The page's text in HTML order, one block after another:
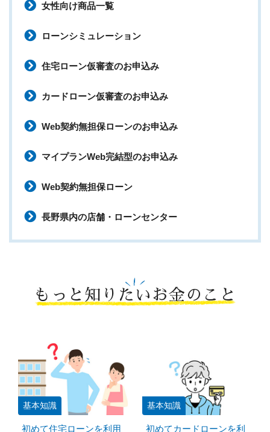
女性向け商品一覧
ローンシミュレーション
住宅ローン仮審査のお申込み
カードローン仮審査のお申込み
Web契約無担保ローンのお申込み
マイプランWeb完結型のお申込み
Web契約無担保ローン
長野県内の店舗・ローンセンター
もっと知りたいお金のこと
基本知識
初めて住宅ローンを利用
基本知識
初めてカードローンを利